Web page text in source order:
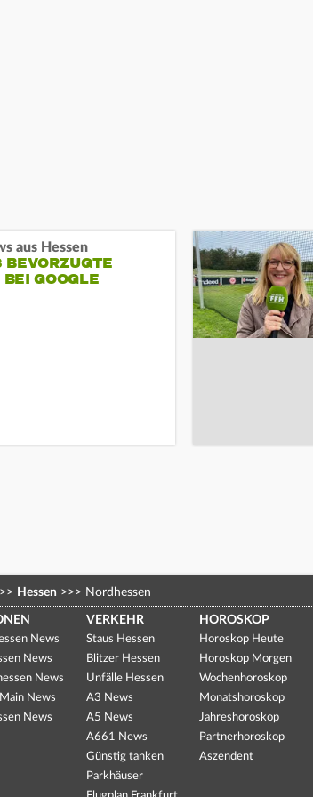
aus Hessen
BEVORZUGTE
GOOGLE
Hessen >>> Nordhessen
News
News
News
News
News
VERKEHR
Staus Hessen
Blitzer Hessen
Unfälle Hessen
A3 News
A5 News
A661 News
Günstig tanken
Parkhäuser
HOROSKOP
Horoskop Heute
Horoskop Morgen
Wochenhoroskop
Monatshoroskop
Jahreshoroskop
Partnerhoroskop
Aszendent